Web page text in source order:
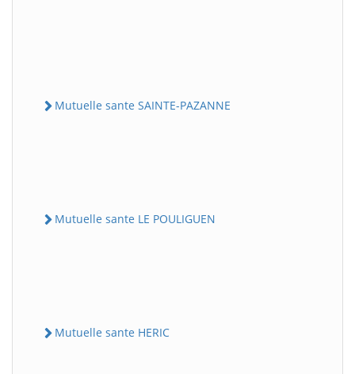
Mutuelle sante SAINTE-PAZANNE
Mutuelle sante LE POULIGUEN
Mutuelle sante HERIC